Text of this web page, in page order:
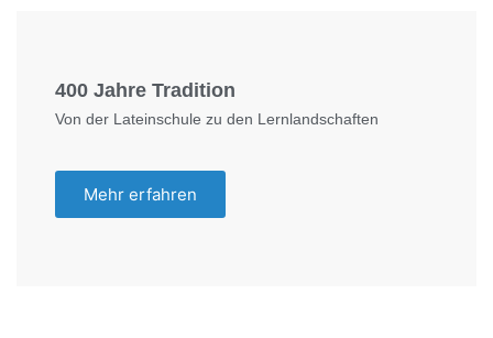
400 Jahre Tradition
Von der Lateinschule zu den Lernlandschaften
Mehr erfahren